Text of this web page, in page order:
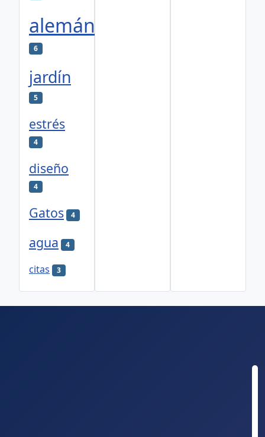
alemán
6
jardín
5
estrés
4
diseño
4
Gatos 4
agua 4
citas 3